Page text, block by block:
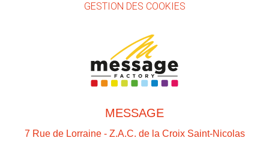
GESTION DES COOKIES
MESSAGE
7 Rue de Lorraine - Z.A.C. de la Croix Saint-Nicolas